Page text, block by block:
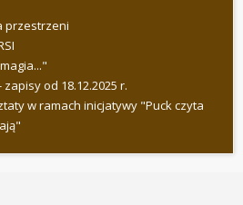
przestrzeni
od 18.12.2025 r.
w ramach inicjatywy "Puck czyta